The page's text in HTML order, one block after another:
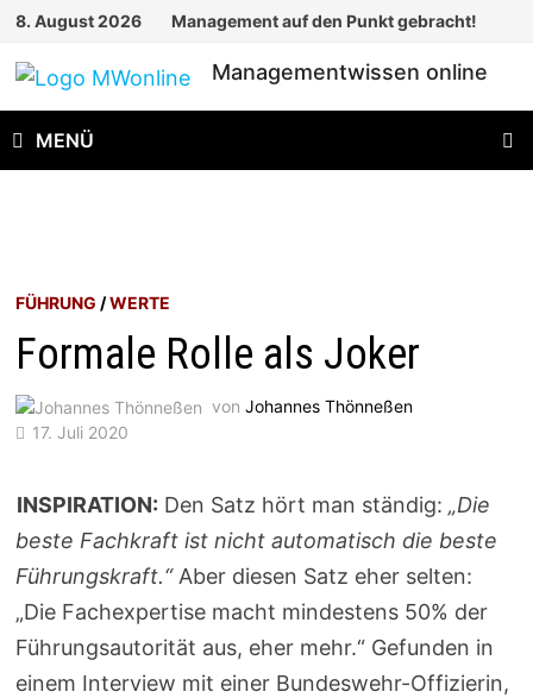
Zum
springen
8. August 2026 Management auf den Punkt gebracht!
Managementwissen online
MENÜ
FÜHRUNG /WERTE
Formale Rolle als Joker
vonJohannes Thönneßen
17. Juli 2020
INSPIRATION: Den Satz hört man ständig:„Die
beste Fachkraft ist nicht automatisch die beste
Führungskraft.“Aber diesen Satz eher selten:
„Die Fachexpertise macht mindestens 50% der
Führungsautorität aus, eher mehr.“ Gefunden in
einem Interview mit einer Bundeswehr-Offizierin,